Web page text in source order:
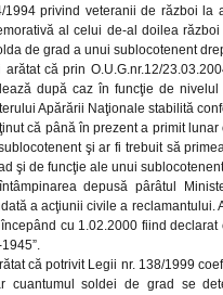
1994 privind veteranii de război la
al celui de-al doilea
de grad a unui sublocotenent
arătat că prin O.U.G.nr.12/
după caz în funcţie de
Apărării Naţionale stabilită
că până în prezent a primit
şi ar fi trebuit să
şi de funcţie ale unui
depusă pârâtul
a acţiunii civile a reclamantului.
cu 1.02.2000 fiind
că potrivit Legii nr. 138/1999
cuantumul soldei de grad se